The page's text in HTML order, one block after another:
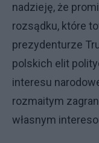
nadzieję, że
rozsądku, które
prezydenturze
polskich elit
interesu
rozmaitym
własnym